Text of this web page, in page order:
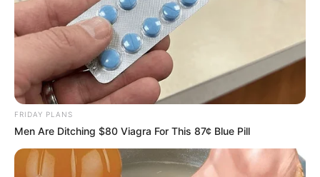
FRIDAY PLANS
Men Are Ditching $80 Viagra For This 87¢ Blue Pill